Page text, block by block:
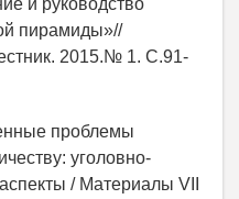
пирамиды»//
2015.№ 1. С.91-
проблемы
уголовно-
/ Материалы VII